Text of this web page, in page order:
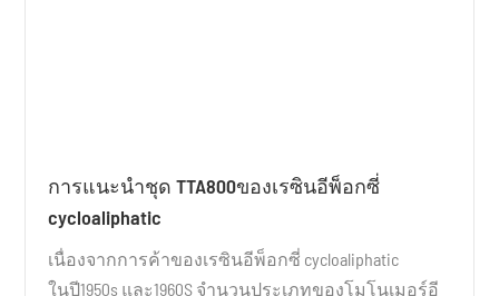
การแนะนำชุด TTA800ของเรซินอีพ็อกซี่
cycloaliphatic
เนื่องจากการค้าของเรซินอีพ็อกซี่ cycloaliphatic
ในปี1950s และ1960S จำนวนประเภทของโมโนเมอร์อี